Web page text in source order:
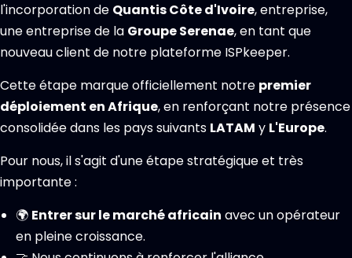
l'incorporation de Quantis Côte d'Ivoire, entreprise,
une entreprise de la Groupe Serenae, en tant que
nouveau client de notre plateforme ISPkeeper.
Cette étape marque officiellement notre premier
déploiement en Afrique, en renforçant notre présence
consolidée dans les pays suivants LATAM y L'Europe.
Pour nous, il s'agit d'une étape stratégique et très
importante :
🌍 Entrer sur le marché africain avec un opérateur
en pleine croissance.